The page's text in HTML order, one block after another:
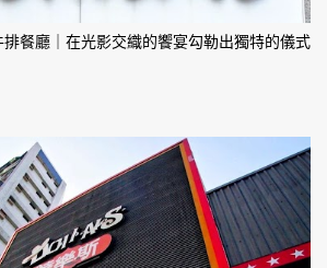
餐廳｜在光影交織的饗宴勾勒出獨特的儀式